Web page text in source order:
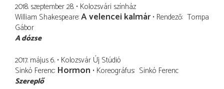
2018. szeptember 28. Kolozsvári színház
William Shakespeare A velencei kalmár Rendező Tompa
Gábor
A dózse
2017. május 6. Kolozsvár Új Stúdió
Sinkó Ferenc Hormon Koreográfus Sinkó Ferenc
Szereplő